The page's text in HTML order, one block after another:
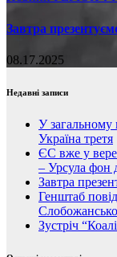
Завтра
08.17.2025
Недавні записи
У загальному
Україна третя
ЄС вже у
– Урсула фон
Завтра
Генштаб
Зустріч